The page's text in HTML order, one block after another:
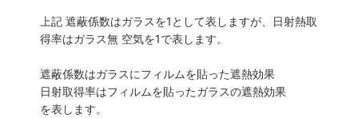
上記 遮蔽係数はガラスを1として表しますが、日射熱取
得率はガラス無 空気を1で表します。
遮蔽係数はガラスにフィルムを貼った遮熱効果
日射取得率はフィルムを貼ったガラスの遮熱効果
を表します。